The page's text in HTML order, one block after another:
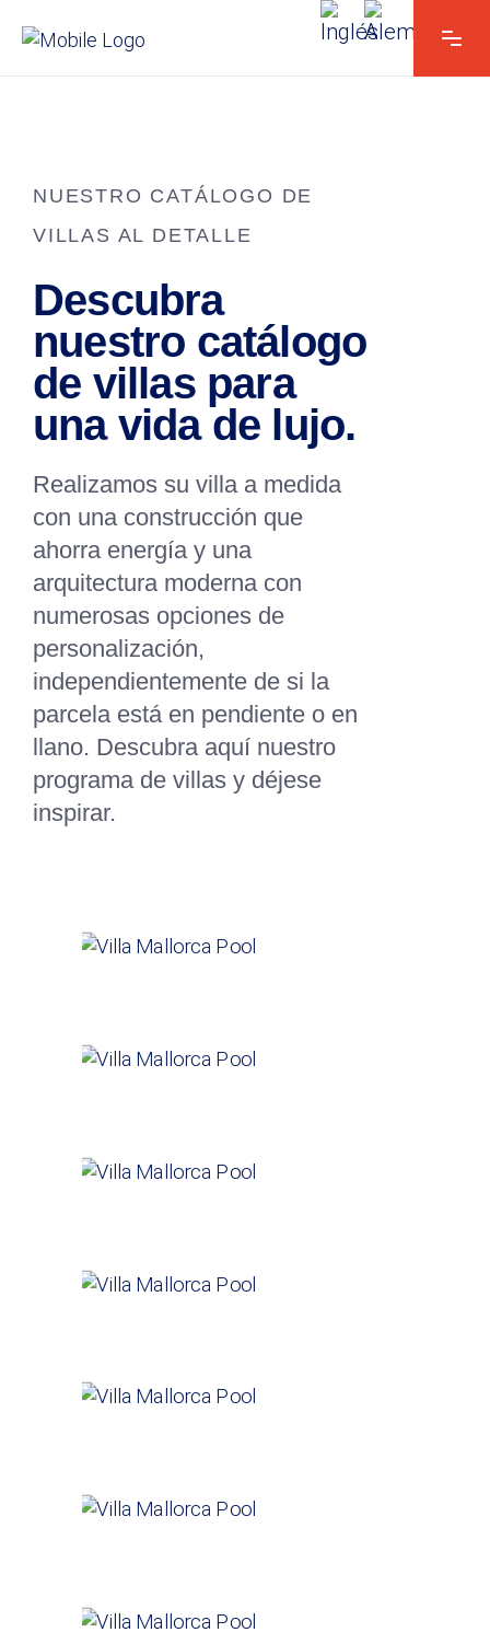
NUESTRO CATÁLOGO DE
VILLAS AL DETALLE
Descubra
nuestro catálogo
de villas para
una vida de lujo.
Realizamos su villa a medida
con una construcción que
ahorra energía y una
arquitectura moderna con
numerosas opciones de
personalización,
independientemente de si la
parcela está en pendiente o en
llano. Descubra aquí nuestro
programa de villas y déjese
inspirar.
VILLAS
VILLAS
VILLAS
VILLAS
VILLAS
VILLAS
VILLAS